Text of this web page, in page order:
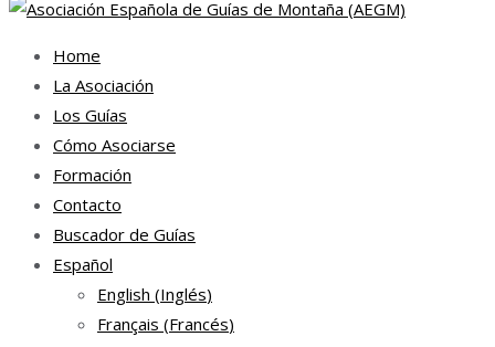
Home
La Asociación
Los Guías
Cómo Asociarse
Formación
Contacto
Buscador de Guías
Español
English (Inglés)
Français (Francés)